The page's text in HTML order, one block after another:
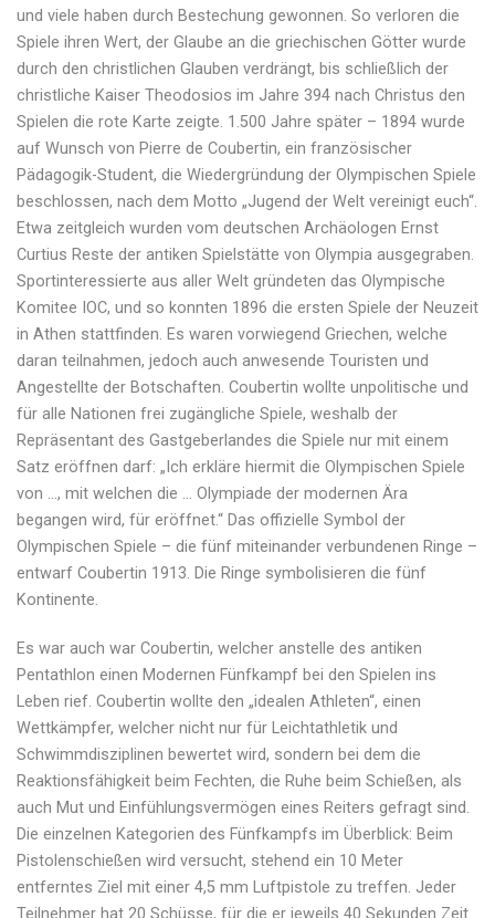
und viele haben durch Bestechung gewonnen. So verloren die
Spiele ihren Wert, der Glaube an die griechischen Götter wurde
durch den christlichen Glauben verdrängt, bis schließlich der
christliche Kaiser Theodosios im Jahre 394 nach Christus den
Spielen die rote Karte zeigte. 1.500 Jahre später – 1894 wurde
auf Wunsch von Pierre de Coubertin, ein französischer
Pädagogik-Student, die Wiedergründung der Olympischen Spiele
beschlossen, nach dem Motto „Jugend der Welt vereinigt euch“.
Etwa zeitgleich wurden vom deutschen Archäologen Ernst
Curtius Reste der antiken Spielstätte von Olympia ausgegraben.
Sportinteressierte aus aller Welt gründeten das Olympische
Komitee IOC, und so konnten 1896 die ersten Spiele der Neuzeit
in Athen stattfinden. Es waren vorwiegend Griechen, welche
daran teilnahmen, jedoch auch anwesende Touristen und
Angestellte der Botschaften. Coubertin wollte unpolitische und
für alle Nationen frei zugängliche Spiele, weshalb der
Repräsentant des Gastgeberlandes die Spiele nur mit einem
Satz eröffnen darf: „Ich erkläre hiermit die Olympischen Spiele
von …, mit welchen die … Olympiade der modernen Ära
begangen wird, für eröffnet.“ Das offizielle Symbol der
Olympischen Spiele – die fünf miteinander verbundenen Ringe –
entwarf Coubertin 1913. Die Ringe symbolisieren die fünf
Kontinente.
Es war auch war Coubertin, welcher anstelle des antiken
Pentathlon einen Modernen Fünfkampf bei den Spielen ins
Leben rief. Coubertin wollte den „idealen Athleten“, einen
Wettkämpfer, welcher nicht nur für Leichtathletik und
Schwimmdisziplinen bewertet wird, sondern bei dem die
Reaktionsfähigkeit beim Fechten, die Ruhe beim Schießen, als
auch Mut und Einfühlungsvermögen eines Reiters gefragt sind.
Die einzelnen Kategorien des Fünfkampfs im Überblick: Beim
Pistolenschießen wird versucht, stehend ein 10 Meter
entferntes Ziel mit einer 4,5 mm Luftpistole zu treffen. Jeder
Teilnehmer hat 20 Schüsse, für die er jeweils 40 Sekunden Zeit